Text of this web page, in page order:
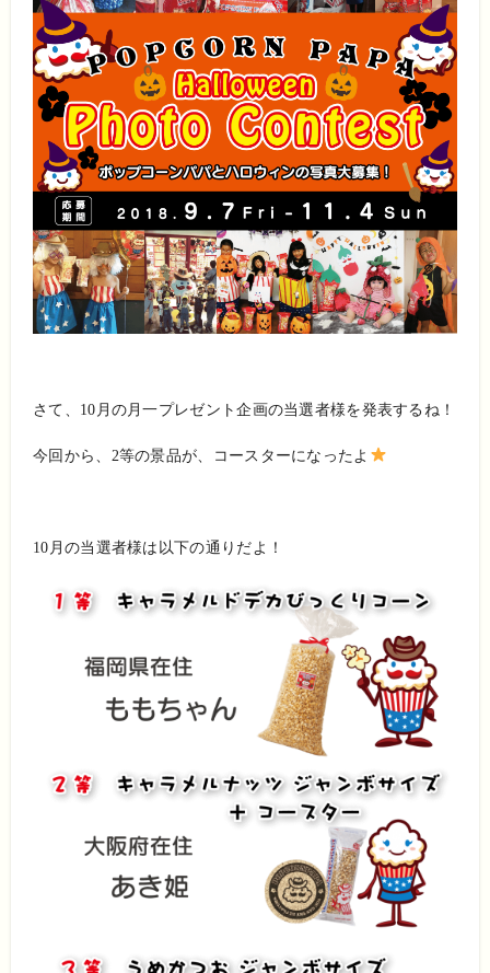
さて、10月の月一プレゼント企画の当選者様を発表するね！
今回から、2等の景品が、コースターになったよ
10月の当選者様は以下の通りだよ！